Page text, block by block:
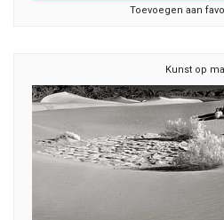
Toevoegen aan
Kunst op